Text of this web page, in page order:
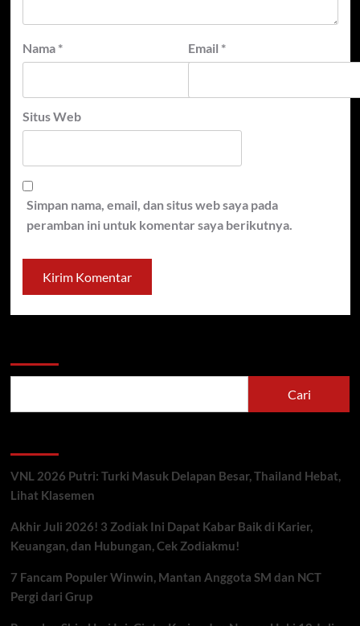
Nama * Email *
Situs Web
Simpan nama, email, dan situs web saya pada
peramban ini untuk komentar saya berikutnya.
Cari
VNL 2026 Putri: Turki Masuk Delapan Besar, Thailand Hebat,
Lihat Klasemen
Akhir Juli 2026! 3 Zodiak Ini Dapat Kabar Baik di Karier,
Keuangan, dan Hubungan, Cek Zodiakmu!
7 Fancam Populer Winwin, Mantan Anggota SM dan NCT
Pergi dari Grup